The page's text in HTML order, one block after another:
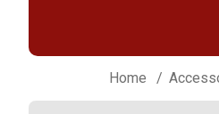
Home